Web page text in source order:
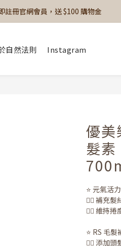
註冊官網會員，送 $100 購物金
自然法則 Instagram
優
髮素
⭐️ 元氣活
👉🏻 補充
👉🏻 維持
⭐️ RS 毛
👉🏻 添加